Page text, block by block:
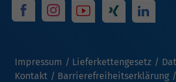
Impressum Lieferkettengesetz
Kontakt
Barrierefreiheitserklärung